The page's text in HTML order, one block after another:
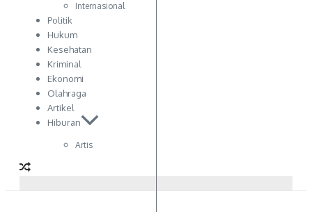
Internasional
Politik
Hukum
Kesehatan
Kriminal
Ekonomi
Olahraga
Artikel
Hiburan
Artis